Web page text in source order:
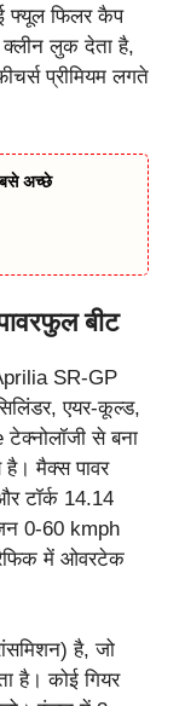
फ्यूल फिलर कैप
क्लीन लुक देता है,
प्रीमियम लगते
अच्छे
बीट
SR-GP
एयर-कूल्ड,
से बना
मैक्स पावर
टॉर्क 14.14
0-60 kmph
में ओवरटेक
है, जो
है। कोई गियर